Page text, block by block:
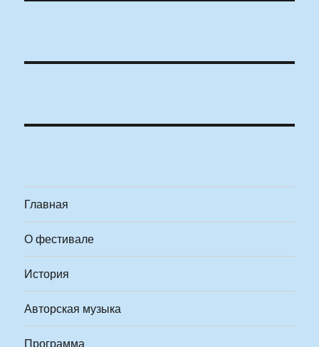
Главная
О фестивале
История
Авторская музыка
Программа